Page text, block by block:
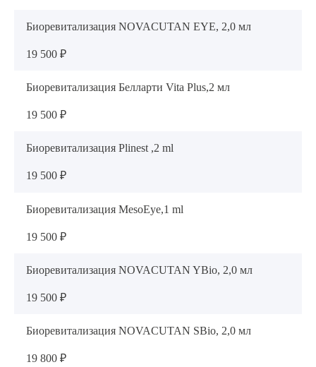
Биоревитализация NOVACUTAN EYE, 2,0 мл
19 500 ₽
Биоревитализация Белларти Vita Plus,2 мл
19 500 ₽
Биоревитализация Plinest ,2 ml
19 500 ₽
Биоревитализация MesoEye,1 ml
19 500 ₽
Биоревитализация NOVACUTAN YBio, 2,0 мл
19 500 ₽
Биоревитализация NOVACUTAN SBio, 2,0 мл
19 800 ₽